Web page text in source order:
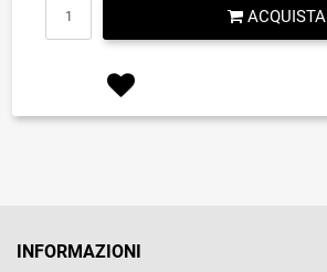
ACQUISTA
INFORMAZIONI